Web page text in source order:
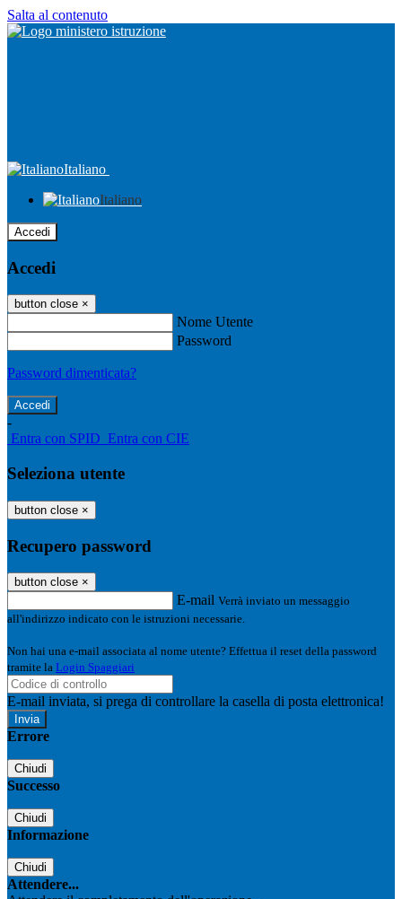
Salta al contenuto
Italiano
Italiano
Accedi
Accedi
button close ×
Nome Utente
Password
Password dimenticata?
-
Entra con SPID Entra con CIE
Seleziona utente
button close ×
Recupero password
button close ×
E-mail Verrà inviato un messaggio
all'indirizzo indicato con le istruzioni necessarie.
Non hai una e-mail associata al nome utente? Effettua il reset della password
tramite la Login Spaggiari
E-mail inviata, si prega di controllare la casella di posta elettronica!
Errore
Chiudi
Successo
Chiudi
Informazione
Chiudi
Attendere...